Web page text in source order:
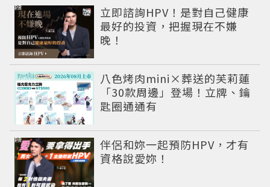
立即諮詢HPV！是對自己健康
最好的投資，把握現在不嫌
晚！
PR
八色烤肉mini×葬送的芙莉蓮
「30款周邊」登場！立牌、鑰
匙圈通通有
伴侶和妳一起預防HPV，才有
資格說愛妳！
PR